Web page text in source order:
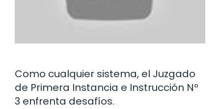
Como cualquier sistema, el Juzgado
de Primera Instancia e Instrucción Nº
3 enfrenta desafíos.